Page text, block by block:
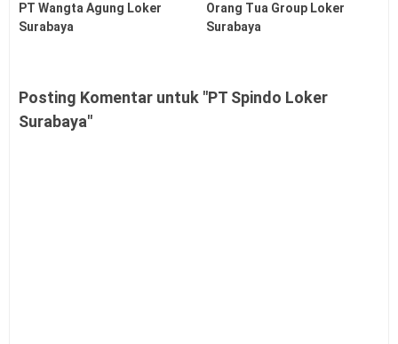
PT Wangta Agung Loker
Surabaya
Orang Tua Group Loker
Surabaya
Posting Komentar untuk "PT Spindo Loker
Surabaya"